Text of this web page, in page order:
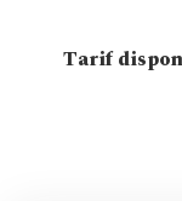
Tarif